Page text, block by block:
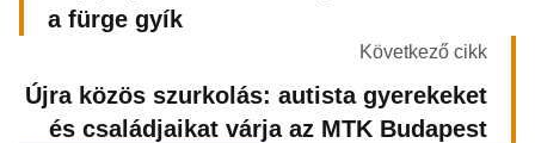
a fürge gyík
Következő cikk
Újra közös szurkolás: autista gyerekeket
és családjaikat várja az MTK Budapest